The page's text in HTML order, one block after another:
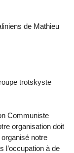
de Mathieu
trotskyste
Communiste
organisation doit
notre
l’occupation à de